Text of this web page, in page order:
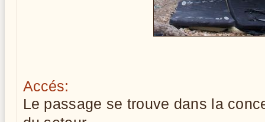
Accés:
Le passage se trouve dans la